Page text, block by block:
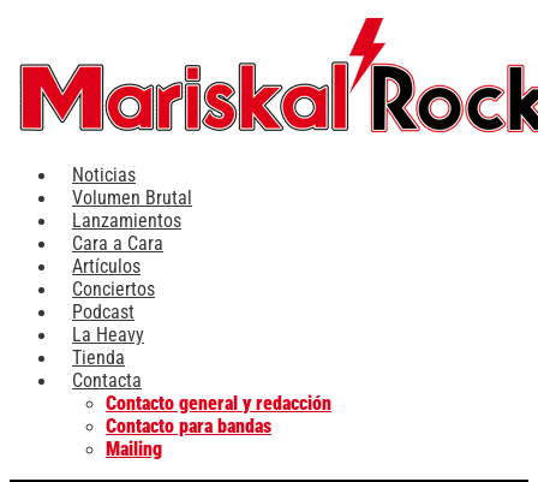
contenido
Noticias
Volumen Brutal
Lanzamientos
Cara a Cara
Artículos
Conciertos
Podcast
La Heavy
Tienda
Contacta
Contacto general y redacción
Contacto para bandas
Mailing